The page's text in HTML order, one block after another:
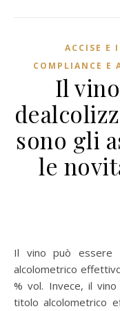
ACCISE E
COMPLIANCE E
Il
sono gli
le
Il vino può essere definito “dealcolizzato” se il titolo
alcolometrico
% vol. Invece, il vino
titolo alcolometrico